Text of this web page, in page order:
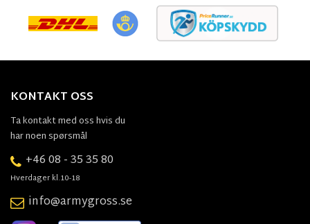
KONTAKT OSS
Ta kontakt med oss hvis du
har noen spørsmål
+46 08 - 35 35 80
Hverdager kl.10-18
info@armygross.se